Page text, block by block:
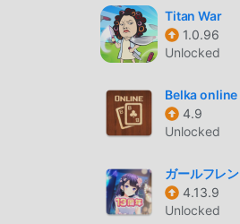
JUGABILIDAD
Skip-Bo Como un
para principiantes,
clásico card juegos
los amantes de los
los socios globales
Titan War
1.0.96
Unlocked
Belka online
4.9
Unlocked
ガールフレ
4.13.9
Unlocked